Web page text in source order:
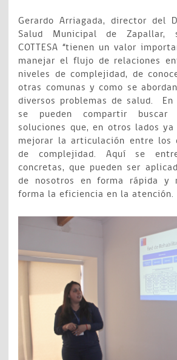
Gerardo Arriagada, director del
Salud Municipal de Zapallar,
COTTESA “tienen un valor
manejar el flujo de relaciones
niveles de complejidad, de
otras comunas y como se
diversos problemas de salud.
se pueden compartir buscar
soluciones que, en otros lados
mejorar la articulación entre los
de complejidad. Aquí se
concretas, que pueden ser
de nosotros en forma rápida y
forma la eficiencia en la atención.